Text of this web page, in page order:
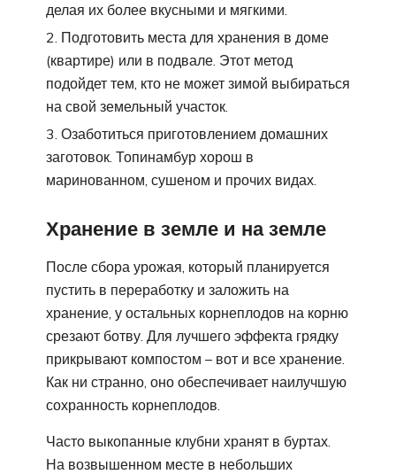
делая их более вкусными и мягкими.
Подготовить места для хранения в доме
(квартире) или в подвале. Этот метод
подойдет тем, кто не может зимой выбираться
на свой земельный участок.
Озаботиться приготовлением домашних
заготовок. Топинамбур хорош в
маринованном, сушеном и прочих видах.
Хранение в земле и на земле
После сбора урожая, который планируется
пустить в переработку и заложить на
хранение, у остальных корнеплодов на корню
срезают ботву. Для лучшего эффекта грядку
прикрывают компостом – вот и все хранение.
Как ни странно, оно обеспечивает наилучшую
сохранность корнеплодов.
Часто выкопанные клубни хранят в буртах.
На возвышенном месте в небольших